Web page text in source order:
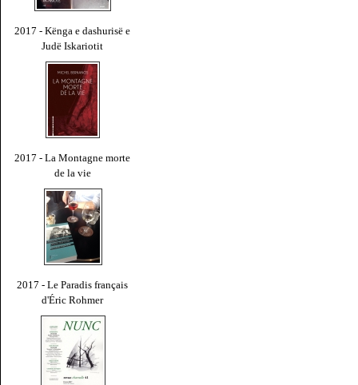
2017 - Kënga e dashurisë e
Judë Iskariotit
2017 - La Montagne morte
de la vie
2017 - Le Paradis français
d'Éric Rohmer